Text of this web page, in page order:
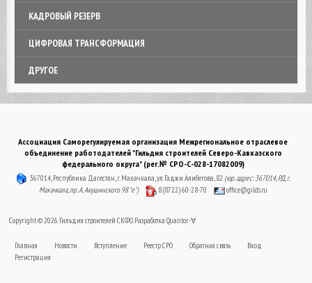
КАДРОВЫЙ РЕЗЕРВ
ЦИФРОВАЯ ТРАНСФОРМАЦИЯ
ДРУГОЕ
Ассоциация Саморегулируемая организация Межрегиональное отраслевое
объединение работодателей "Гильдия строителей Северо-Кавказского
федерального округа" (рег.№ СРО-С-028-17082009)
367014, Республика Дагестан, г. Махачкала, ул. Гаджи Алибегова, 82 (юр. адрес: 367014, РД, г.
Махачкала, пр. А. Акушинского 98 "е")
8 (8722) 60-28-70 office@gilds.ru
Copyright © 2026. Гильдия строителей СКФО. Разработка Quantor-∀
Главная Новости Вступление Реестр СРО Обратная связь
Вход
Регистрация